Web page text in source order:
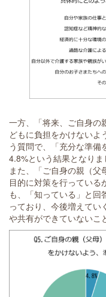
一方、「将来、ご自身の
どもに負担をかけない
う質問で、「充分な準
4.8%という結果となりま
また、「ご自身の親（父
目的に対策を行ってい
も、「知っている」と回
っており、今後増えて
や共有ができていないこ